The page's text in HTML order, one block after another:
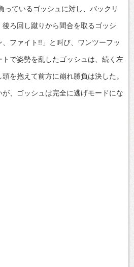
っているゴッシュに対し、バックリ
ろ回し蹴りから間合を取るゴッシ
ファイト!!」と叫び、ワンツーフッ
で姿勢を乱したゴッシュは、続く左
を抱えて前方に崩れ勝負は決した。
、ゴッシュは完全に逃げモードにな